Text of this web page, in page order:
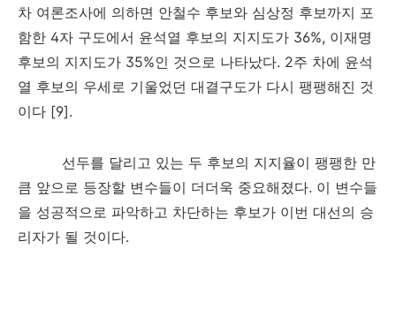
차 여론조사에 의하면 안철수 후보와 심상정 후보까지 포
함한 4자 구도에서 윤석열 후보의 지지도가 36%, 이재명
후보의 지지도가 35%인 것으로 나타났다. 2주 차에 윤석
열 후보의 우세로 기울었던 대결구도가 다시 팽팽해진 것
이다 [9].
선두를 달리고 있는 두 후보의 지지율이 팽팽한 만
큼 앞으로 등장할 변수들이 더더욱 중요해졌다. 이 변수들
을 성공적으로 파악하고 차단하는 후보가 이번 대선의 승
리자가 될 것이다.